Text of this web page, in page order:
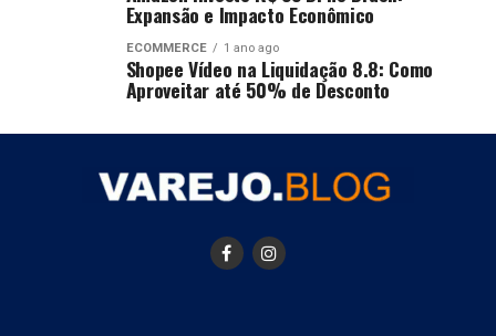
Expansão e Impacto Econômico
ECOMMERCE 1 ano ago
Shopee Vídeo na Liquidação 8.8: Como
Aproveitar até 50% de Desconto